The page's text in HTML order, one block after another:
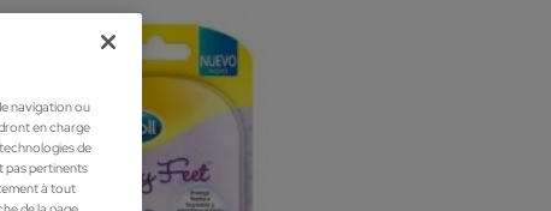
navigation ou
en charge
de
pas pertinents
à tout